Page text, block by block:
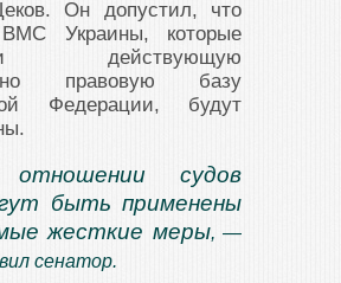
Он допустил, что
ВМС Украины, которые
действующую
правовую базу
Федерации, будут
судов
быть применены
жесткие меры, —
сенатор.